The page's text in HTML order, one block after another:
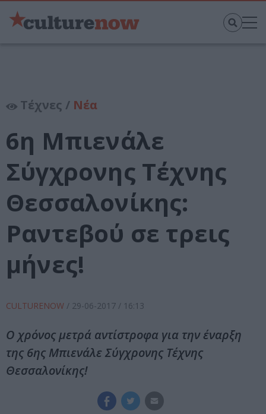
Τέχνες / Νέα
6η Μπιενάλε
Σύγχρονης Τέχνης
Θεσσαλονίκης:
Ραντεβού σε τρεις
μήνες!
CULTURENOW / 29-06-2017 / 16:13
Ο χρόνος μετρά αντίστροφα για την έναρξη
της 6ης Μπιενάλε Σύγχρονης Τέχνης
Θεσσαλονίκης!